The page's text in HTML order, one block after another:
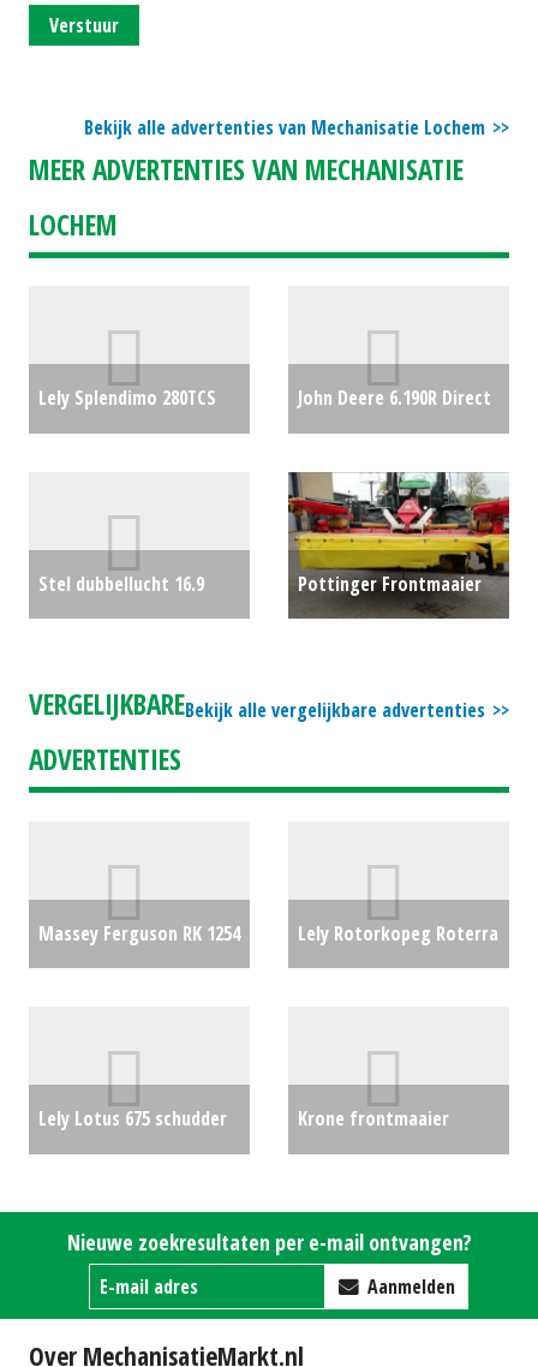
Verstuur
Bekijk alle advertenties van Mechanisatie Lochem
MEER ADVERTENTIES VAN MECHANISATIE
LOCHEM
Lely Splendimo 280TCS
John Deere 6.190R Direct
Stel dubbellucht 16.9
Pottinger Frontmaaier
Bekijk alle vergelijkbare advertenties
VERGELIJKBARE
ADVERTENTIES
Massey Ferguson RK 1254
Lely Rotorkopeg Roterra
Lely Lotus 675 schudder
Krone frontmaaier
Nieuwe zoekresultaten per e-mail ontvangen?
Aanmelden
Over MechanisatieMarkt.nl